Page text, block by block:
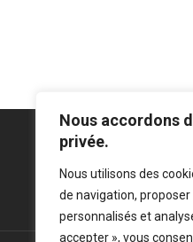
Nous accordons
privée.
Nous utilisons des
de navigation,
personnalisés et
accepter », vous
Mentions légales -